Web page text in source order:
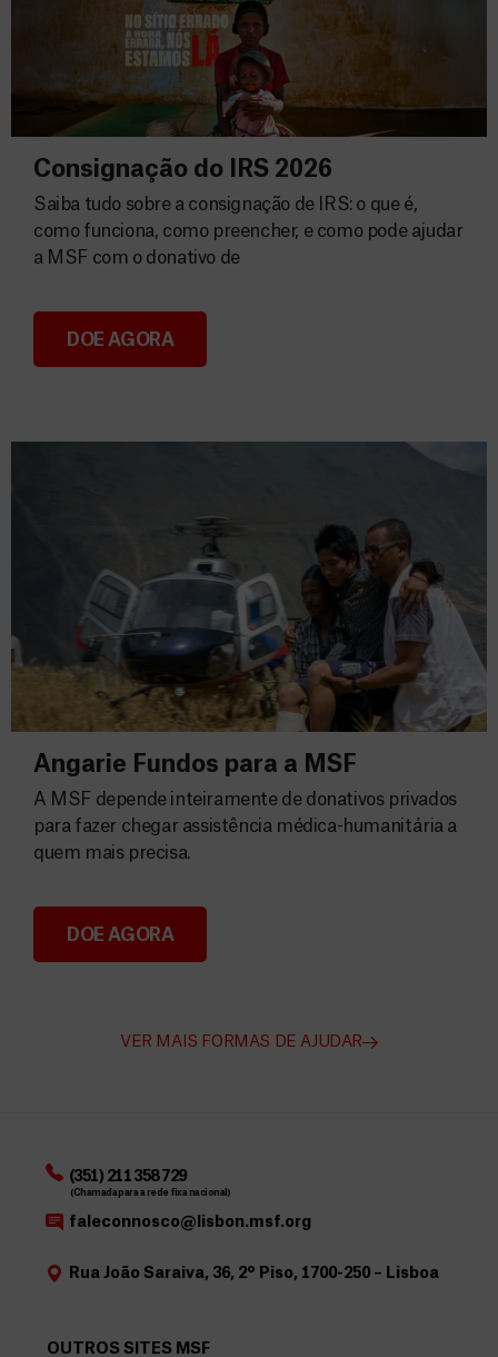
Consignação do IRS 2026
Consignação do IRS 2026
Saiba tudo sobre a consignação de IRS: o que é,
como funciona, como preencher, e como pode ajudar
a MSF com o donativo de
DOE AGORA
Angarie Fundos para a MSF
Angarie Fundos para a MSF
A MSF depende inteiramente de donativos privados
para fazer chegar assistência médica-humanitária a
quem mais precisa.
DOE AGORA
VER MAIS FORMAS DE AJUDAR
(351) 211 358 729
(Chamada para a rede fixa nacional)
faleconnosco@lisbon.msf.org
Rua João Saraiva, 36, 2º Piso, 1700-250 – Lisboa
OUTROS SITES MSF